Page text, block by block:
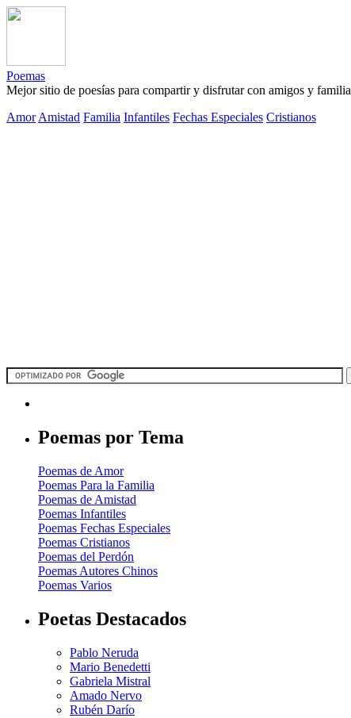
Poemas
Mejor sitio de poesías para compartir y disfrutar con amigos y familia
Amor Amistad Familia Infantiles Fechas Especiales Cristianos
Poemas por Tema
Poemas de Amor
Poemas Para la Familia
Poemas de Amistad
Poemas Infantiles
Poemas Fechas Especiales
Poemas Cristianos
Poemas del Perdón
Poemas Autores Chinos
Poemas Varios
Poetas Destacados
Pablo Neruda
Mario Benedetti
Gabriela Mistral
Amado Nervo
Rubén Darío